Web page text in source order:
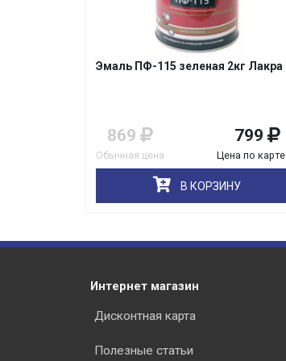
Эмаль ПФ-115 серая 20,0кг
5 380
Обычная цена
4 980
Цена по карте
В КОРЗИНУ
Интернет магазин
Дисконтная карта
Полезные статьи